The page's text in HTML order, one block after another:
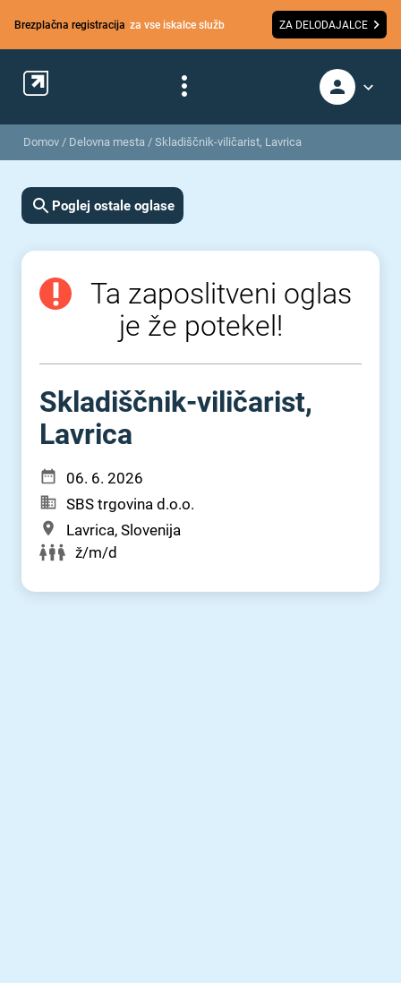
Brezplačna registracija za vse iskalce služb ZA DELODAJALCE
Domov / Delovna mesta / Skladiščnik-viličarist, Lavrica
Poglej ostale oglase
Ta zaposlitveni oglas
je že potekel!
Skladiščnik-viličarist,
Lavrica
06. 6. 2026
SBS trgovina d.o.o.
Lavrica, Slovenija
ž/m/d